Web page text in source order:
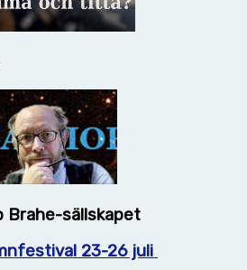
Brahe-sällskapet
23-26 juli